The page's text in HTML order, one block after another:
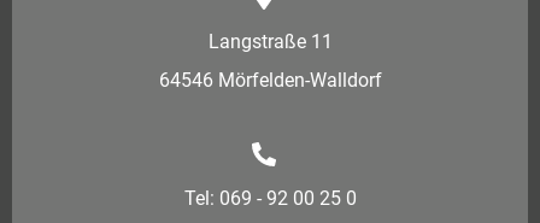
Langstraße 11
64546 Mörfelden-Walldorf
Tel: 069 - 92 00 25 0